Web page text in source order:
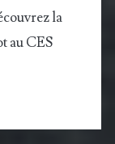
la
au CES